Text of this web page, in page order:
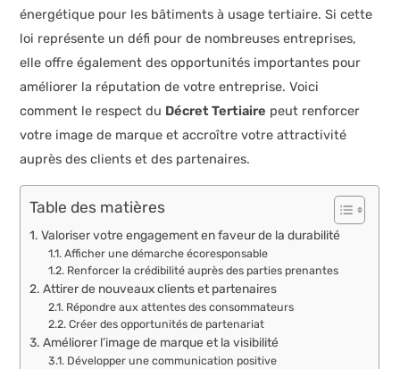
énergétique pour les bâtiments à usage tertiaire. Si cette
loi représente un défi pour de nombreuses entreprises,
elle offre également des opportunités importantes pour
améliorer la réputation de votre entreprise. Voici
comment le respect du Décret Tertiaire peut renforcer
votre image de marque et accroître votre attractivité
auprès des clients et des partenaires.
Table des matières
Valoriser votre engagement en faveur de la durabilité
Afficher une démarche écoresponsable
Renforcer la crédibilité auprès des parties prenantes
Attirer de nouveaux clients et partenaires
Répondre aux attentes des consommateurs
Créer des opportunités de partenariat
Améliorer l’image de marque et la visibilité
Développer une communication positive